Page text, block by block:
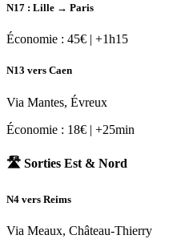
N17 : Lille → Paris
Économie : 45€ | +1h15
N13 vers Caen
Via Mantes, Évreux
Économie : 18€ | +25min
🛣️ Sorties Est & Nord
N4 vers Reims
Via Meaux, Château-Thierry